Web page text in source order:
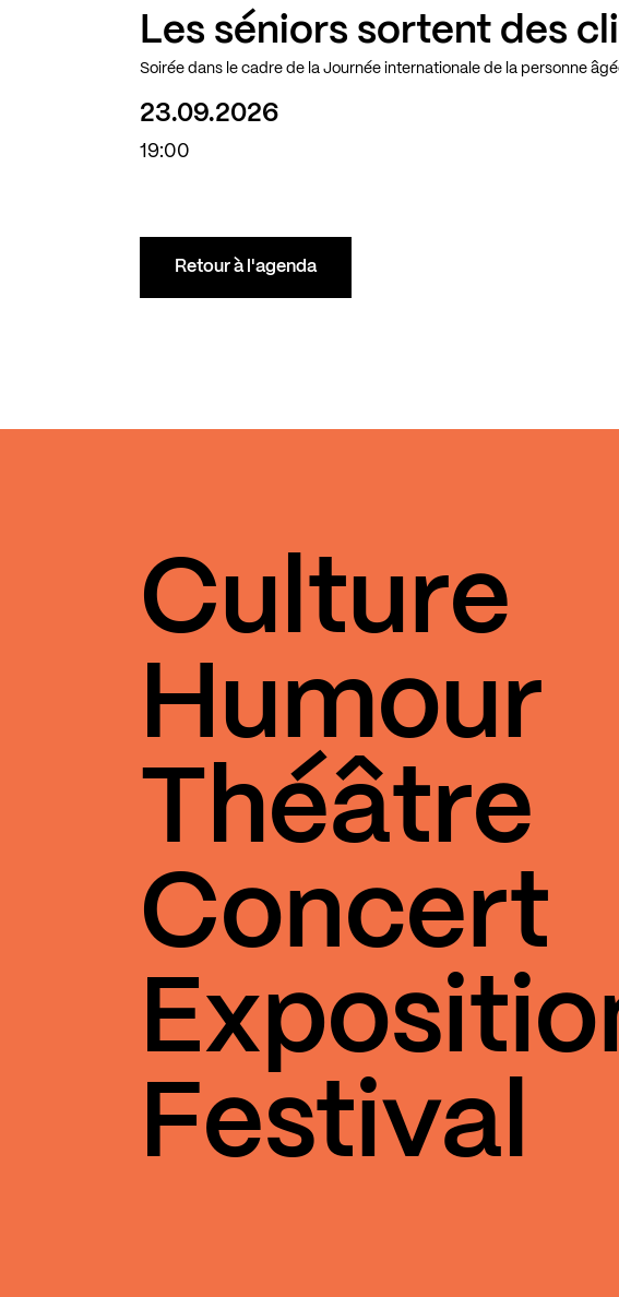
Les séniors sortent des
Soirée dans le cadre de la Journée internationale de la personne
23.09.2026
19:00
Retour à l'agenda
Culture
Humour
Théâtre
Concert
Festival